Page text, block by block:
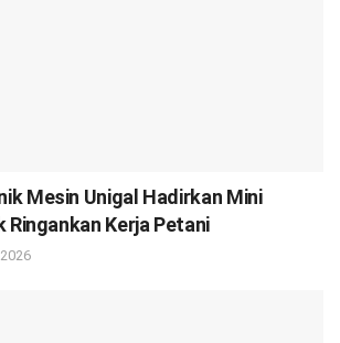
Mesin Unigal Hadirkan Mini
Kerja Petani